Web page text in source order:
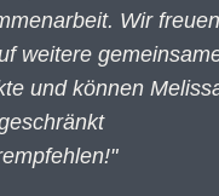
Wir freuen
weitere
und können